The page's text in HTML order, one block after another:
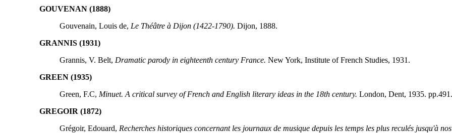
GOUVENAN (1888)
Gouvenain, Louis de, Le Théâtre à Dijon (1422-1790). Dijon, 1888.
GRANNIS (1931)
Grannis, V. Belt, Dramatic parody in eighteenth century France. New York, Institute of French Studies, 1931.
GREEN (1935)
Green, F.C, Minuet. A critical survey of French and English literary ideas in the 18th century. London, Dent, 1935. pp.491.
GREGOIR (1872)
Grégoir, Edouard, Recherches historiques concernant les journaux de musique depuis les temps les plus reculés jusqu'à